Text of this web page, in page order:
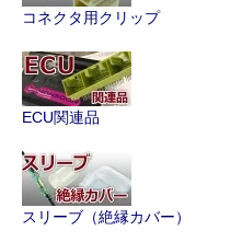
コネクタ用クリップ
ECU関連品
スリーブ（絶縁カバー）